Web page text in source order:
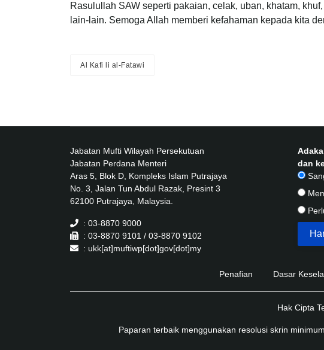
Rasulullah SAW seperti pakaian, celak, uban, khatam,
lain-lain. Semoga Allah memberi kefahaman kepada kita
Al Kafi li al-Fatawi
Jabatan Mufti Wilayah Persekutuan
Jabatan Perdana Menteri
Aras 5, Blok D, Kompleks Islam Putrajaya
No. 3, Jalan Tun Abdul Razak, Presint 3
62100 Putrajaya, Malaysia.
: 03-8870 9000
: 03-8870 9101 / 03-8870 9102
: ukk[at]muftiwp[dot]gov[dot]my
dan
Penafian Dasar
Hak Cipta
Paparan terbaik menggunakan resolusi skrin